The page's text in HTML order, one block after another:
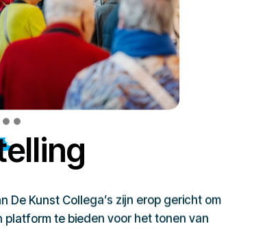
De Kunst Collega’s zijn erop gericht om
platform te bieden voor het tonen van